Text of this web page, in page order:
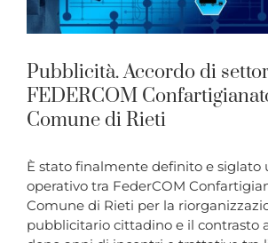
Pubblicità. Accordo di
FEDERCOM
Comune di Rieti
È stato finalmente definito e siglato
operativo tra FederCOM
Comune di Rieti per la
pubblicitario cittadino e il contrasto